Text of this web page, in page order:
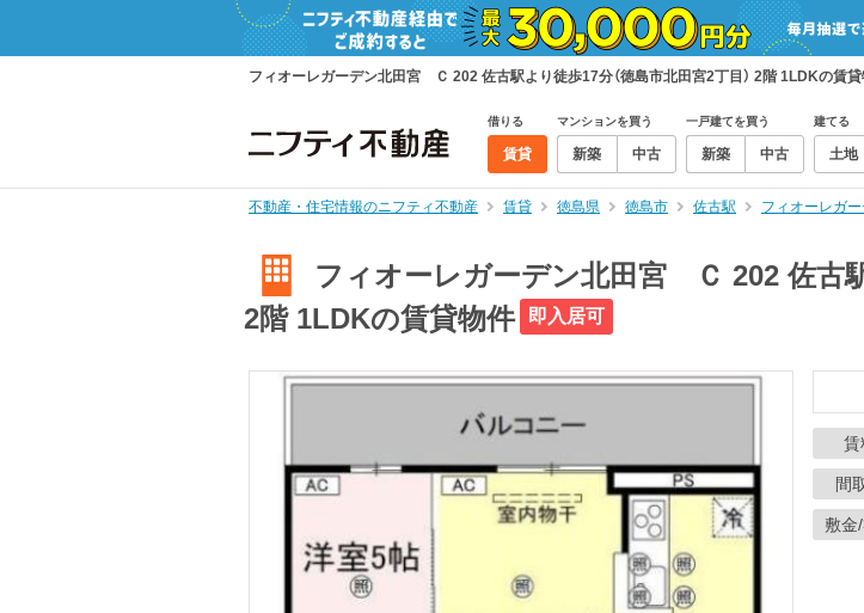
フィオーレガーデン北田宮 Ｃ 202 佐古駅より徒歩17分（徳島市北田宮2丁目） 2階 1LDKの賃
借りる
賃貸
マンションを買う
新築 中古
一戸建てを買う
新築 中古
建てる
土地
不動産・住宅情報のニフティ不動産 賃貸 徳島県 徳島市 佐古駅 フィオーレガ
フィオーレガーデン北田宮 Ｃ 202 佐古駅
2階 1LDKの賃貸物件
即入居可
賃
間
敷金